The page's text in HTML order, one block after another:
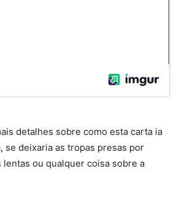
detalhes sobre como esta carta ia
se deixaria as tropas presas por
lentas ou qualquer coisa sobre a